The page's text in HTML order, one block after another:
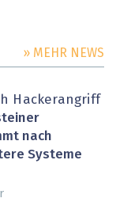
» MEHR NEWS
Hackerangriff
nach
Systeme